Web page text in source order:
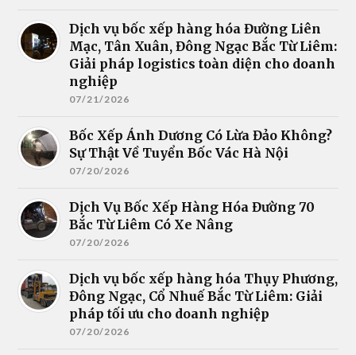
Dịch vụ bốc xếp hàng hóa Đường Liên
Mạc, Tân Xuân, Đông Ngạc Bắc Từ Liêm:
Giải pháp logistics toàn diện cho doanh
nghiệp
07/21/2026
Bốc Xếp Ánh Dương Có Lừa Đảo Không?
Sự Thật Về Tuyển Bốc Vác Hà Nội
07/20/2026
Dịch Vụ Bốc Xếp Hàng Hóa Đường 70
Bắc Từ Liêm Có Xe Nâng
07/20/2026
Dịch vụ bốc xếp hàng hóa Thụy Phương,
Đông Ngạc, Cổ Nhuế Bắc Từ Liêm: Giải
pháp tối ưu cho doanh nghiệp
07/20/2026